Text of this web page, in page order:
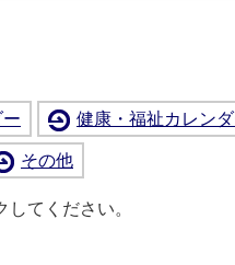
健康・福祉カレン
その他
てください。